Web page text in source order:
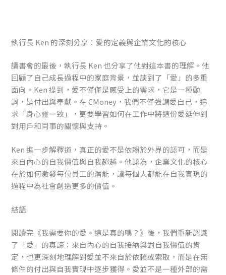
執行長 Ken 的深刻分享：愛的定義與企業文化的核心
讀書會的最後，執行長 Ken 也分享了他對這本書的理解。他
回顧了自己成長過程中的家庭背景，並談到了「愛」的多重
面向。Ken 提到，愛不僅僅是感受上的需求，它是一種動
詞，是付出與奉獻。在 CMoney，我們不僅強調愛自己，追
求「身心靈一致」，更要學習如何在工作中將這份愛延伸到
對用戶和同事的關懷與支持。
Ken 進一步解釋道，真正的愛不是依賴於外界的認可，而是
來自內心的自我價值與自我超越。他認為，企業文化的核心
在於如何激發每位員工的潛能，讓每個人都能在自我實現的
過程中為社會創造更多的價值。
結語
閱讀完《我需要你的愛。這是真的嗎？》後，我們重新認識
了「愛」的真諦：來自內心的自我接納與對自我價值的肯
定，也更深刻地理解到愛並不來自於依賴或索取，而是在無
條件的付出與自我實現中逐步獲得。愛並不是一種外部的需